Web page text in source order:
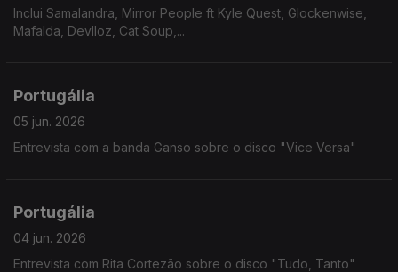
Inclui Samalandra, Mirror People ft Kyle Quest, Glockenwise,
Mafalda, Devlloz, Cat Soup,...
Portugália
05 jun. 2026
Entrevista com a banda Ganso sobre o disco "Vice Versa"
Portugália
04 jun. 2026
Entrevista com Rita Cortezão sobre o disco "Tudo, Tanto"